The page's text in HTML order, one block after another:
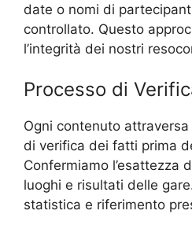
date o nomi di
controllato. Questo
l’integrità dei nostri
Processo di
Ogni contenuto
di verifica dei fatti prima
Confermiamo l’esattezza
luoghi e risultati delle
statistica e riferimento